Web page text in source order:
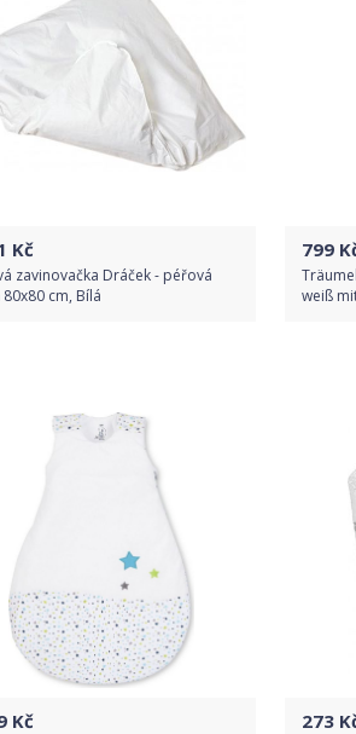
Kč
zavinovačka Dráček - péřová
cm, Bílá
Detail produktu
799
weiß
Kč 273